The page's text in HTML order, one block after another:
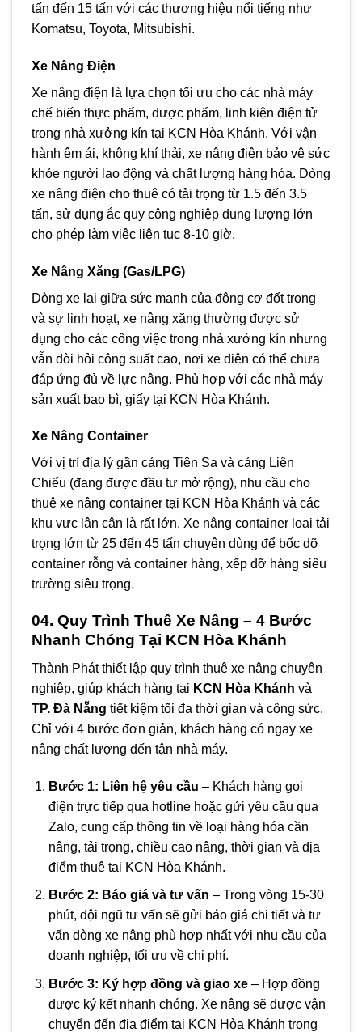
tấn đến 15 tấn với các thương hiệu nổi tiếng như
Komatsu, Toyota, Mitsubishi.
Xe Nâng Điện
Xe nâng điện là lựa chọn tối ưu cho các nhà máy
chế biến thực phẩm, dược phẩm, linh kiện điện tử
trong nhà xưởng kín tại KCN Hòa Khánh. Với vận
hành êm ái, không khí thải, xe nâng điện bảo vệ sức
khỏe người lao động và chất lượng hàng hóa. Dòng
xe nâng điện cho thuê có tải trọng từ 1.5 đến 3.5
tấn, sử dụng ắc quy công nghiệp dung lượng lớn
cho phép làm việc liên tục 8-10 giờ.
Xe Nâng Xăng (Gas/LPG)
Dòng xe lai giữa sức mạnh của động cơ đốt trong
và sự linh hoạt, xe nâng xăng thường được sử
dụng cho các công việc trong nhà xưởng kín nhưng
vẫn đòi hỏi công suất cao, nơi xe điện có thể chưa
đáp ứng đủ về lực nâng. Phù hợp với các nhà máy
sản xuất bao bì, giấy tại KCN Hòa Khánh.
Xe Nâng Container
Với vị trí địa lý gần cảng Tiên Sa và cảng Liên
Chiểu (đang được đầu tư mở rộng), nhu cầu cho
thuê xe nâng container tại KCN Hòa Khánh và các
khu vực lân cận là rất lớn. Xe nâng container loại tải
trọng lớn từ 25 đến 45 tấn chuyên dùng để bốc dỡ
container rỗng và container hàng, xếp dỡ hàng siêu
trường siêu trọng.
04. Quy Trình Thuê Xe Nâng – 4 Bước
Nhanh Chóng Tại KCN Hòa Khánh
Thành Phát thiết lập quy trình thuê xe nâng chuyên
nghiệp, giúp khách hàng tại KCN Hòa Khánh và
TP. Đà Nẵng tiết kiệm tối đa thời gian và công sức.
Chỉ với 4 bước đơn giản, khách hàng có ngay xe
nâng chất lượng đến tận nhà máy.
Bước 1: Liên hệ yêu cầu – Khách hàng gọi
điện trực tiếp qua hotline hoặc gửi yêu cầu qua
Zalo, cung cấp thông tin về loại hàng hóa cần
nâng, tải trọng, chiều cao nâng, thời gian và địa
điểm thuê tại KCN Hòa Khánh.
Bước 2: Báo giá và tư vấn – Trong vòng 15-30
phút, đội ngũ tư vấn sẽ gửi báo giá chi tiết và tư
vấn dòng xe nâng phù hợp nhất với nhu cầu của
doanh nghiệp, tối ưu về chi phí.
Bước 3: Ký hợp đồng và giao xe– Hợp đồng
được ký kết nhanh chóng. Xe nâng sẽ được vận
chuyển đến địa điểm tại KCN Hòa Khánh trong